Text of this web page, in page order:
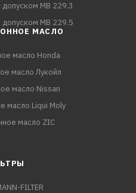
MB 229.3
MB 229.5
МАСЛО
масло Honda
масло Лукойл
масло Nissan
масло Liqui Moly
масло ZIC
FILTER